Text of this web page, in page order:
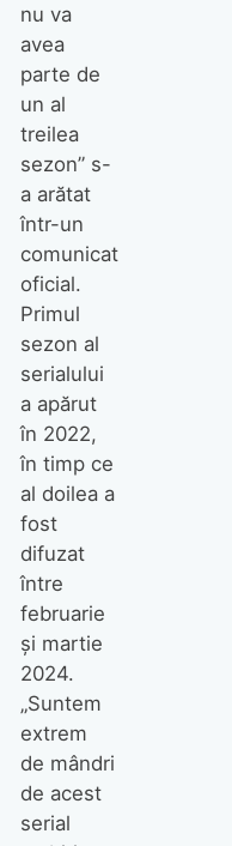
nu va
avea
parte de
un al
treilea
sezon” s-
a arătat
într-un
comunicat
oficial.
Primul
sezon al
serialului
a apărut
în 2022,
în timp ce
al doilea a
fost
difuzat
între
februarie
și martie
2024.
„Suntem
extrem
de mândri
de acest
serial